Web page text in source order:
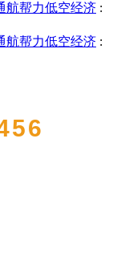
航帮力低空经济 :
航帮力低空经济 :